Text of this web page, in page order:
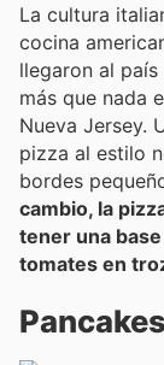
La cultura
cocina
llegaron al
más que nada
Nueva Jersey.
pizza al estilo
bordes
cambio, la
tener una
tomates en
Pancakes